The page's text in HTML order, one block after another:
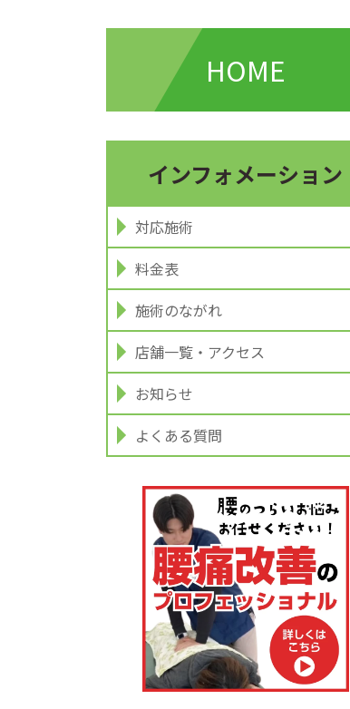
HOME
インフォメーション
対応施術
料金表
施術のながれ
店舗一覧・アクセス
お知らせ
よくある質問